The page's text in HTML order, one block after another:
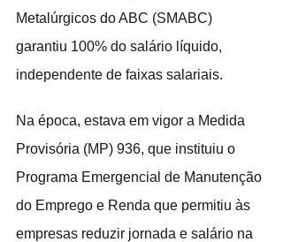
Metalúrgicos do ABC (SMABC)
garantiu 100% do salário líquido,
independente de faixas salariais.
Na época, estava em vigor a Medida
Provisória (MP) 936, que instituiu o
Programa Emergencial de Manutenção
do Emprego e Renda que permitiu às
empresas reduzir jornada e salário na